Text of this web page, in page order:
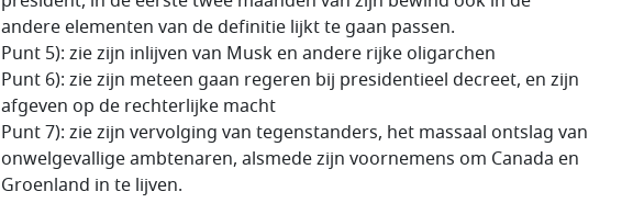
andere elementen van de definitie lijkt te gaan passen.
Punt 5): zie zijn inlijven van Musk en andere rijke oligarchen
Punt 6): zie zijn meteen gaan regeren bij presidentieel decreet, en zijn
afgeven op de rechterlijke macht
Punt 7): zie zijn vervolging van tegenstanders, het massaal ontslag van
onwelgevallige ambtenaren, alsmede zijn voornemens om Canada en
Groenland in te lijven.